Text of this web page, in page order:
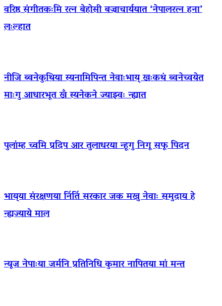
वरिष्ठ संगीतकःमि रत्न बेहोसी बज्राचार्ययात ‘नेपालरत्न हना’
लःल्हात
नीजि ब्वनेकुथिया स्यनामिपिन्त नेवाःभाय् खःकथं ब्वनेच्वयेत
माःगु आधारभूत खँ स्यनेकने ज्याझ्वः न्ह्यात
पुलांम्ह च्वमि प्रदिप आर तुलाधरया न्हूगु निगू सफू पिदन
भाय्‌या संरक्षणया निंतिं सरकार जक मखु नेवाः समुदाय हे
न्ह्यज्याये माल
न्यूज नेपाःया जर्मनि प्रतिनिधि कुमार नापितया मां मन्त